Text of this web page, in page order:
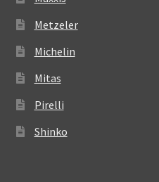
Metzeler
Michelin
Mitas
Pirelli
Shinko